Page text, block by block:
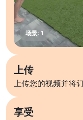
上传
上传您的视频并将
享受